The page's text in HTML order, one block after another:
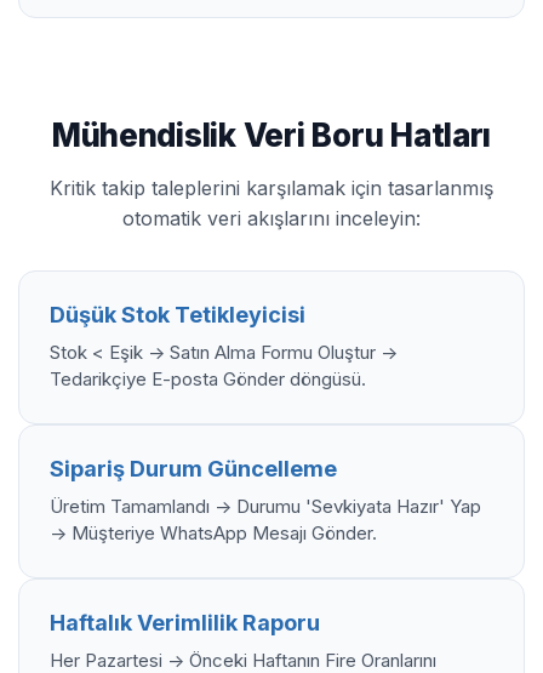
Mühendislik Veri Boru Hatları
Kritik takip taleplerini karşılamak için tasarlanmış
otomatik veri akışlarını inceleyin:
Düşük Stok Tetikleyicisi
Stok < Eşik -> Satın Alma Formu Oluştur ->
Tedarikçiye E-posta Gönder döngüsü.
Sipariş Durum Güncelleme
Üretim Tamamlandı -> Durumu 'Sevkiyata Hazır' Yap
-> Müşteriye WhatsApp Mesajı Gönder.
Haftalık Verimlilik Raporu
Her Pazartesi -> Önceki Haftanın Fire Oranlarını